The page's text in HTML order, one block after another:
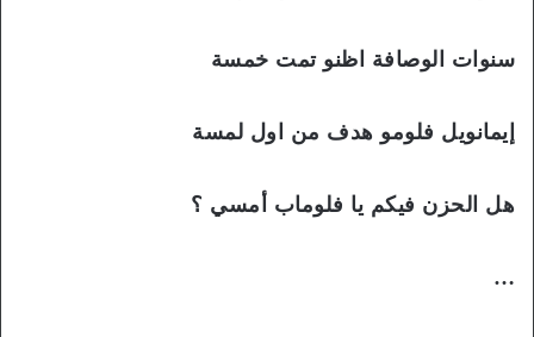
سنوات الوصافة اظنو تمت خمسة
إيمانويل فلومو هدف من اول لمسة
هل الحزن فيكم يا فلوماب أمسي ؟
…